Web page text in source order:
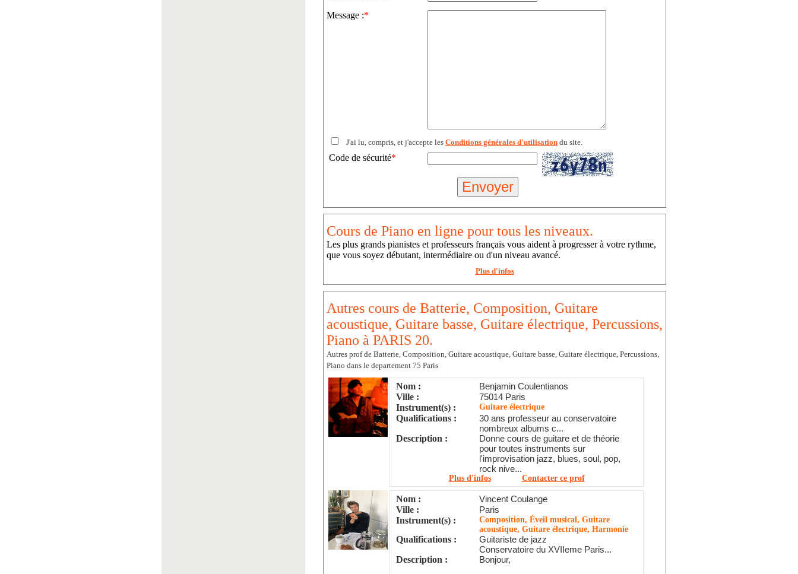
Message :*
J'ai lu, compris, et j'accepte les Conditions générales d'utilisation du site.
Code de sécurité*
Cours de Piano en ligne pour tous les niveaux.
Les plus grands pianistes et professeurs français vous aident à progresser à votre rythme,
que vous soyez débutant, intermédiaire ou d'un niveau avancé.
Plus d'infos
Autres cours de Batterie, Composition, Guitare
acoustique, Guitare basse, Guitare électrique, Percussions,
Piano à PARIS 20.
Autres prof de Batterie, Composition, Guitare acoustique, Guitare basse, Guitare électrique, Percussions,
Piano dans le departement 75 Paris
Nom :
Benjamin Coulentianos
Ville :
75014 Paris
Instrument(s) :
Guitare électrique
Qualifications :
30 ans professeur au conservatoire
nombreux albums c...
Description :
Donne cours de guitare et de théorie
pour toutes instruments sur
l'improvisation jazz, blues, soul, pop,
rock nive...
Plus d'infos Contacter ce prof
Nom :
Vincent Coulange
Ville :
Paris
Instrument(s) :
Composition, Éveil musical, Guitare
acoustique, Guitare électrique, Harmonie
Qualifications :
Guitariste de jazz
Conservatoire du XVIIeme Paris...
Description :
Bonjour,